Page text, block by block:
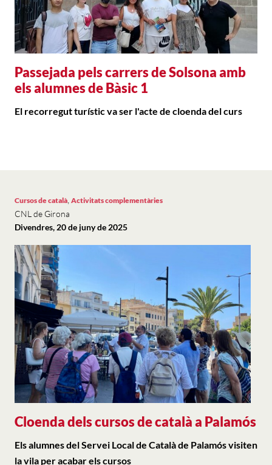
Passejada pels carrers de Solsona amb
els alumnes de Bàsic 1
El recorregut turístic va ser l'acte de cloenda del curs
Cloenda dels cursos de català a Palamós
Cursos de català, Activitats complementàries
CNL de Girona
Divendres, 20 de juny de 2025
Els alumnes del Servei Local de Català de Palamós visiten
la vila per acabar els cursos